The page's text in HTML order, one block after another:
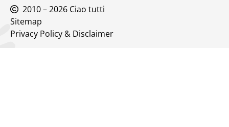
2010 – 2026 Ciao tutti
Sitemap
Privacy Policy & Disclaimer